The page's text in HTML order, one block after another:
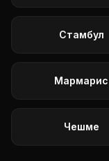
Стамбул
Мармарис
Чешме